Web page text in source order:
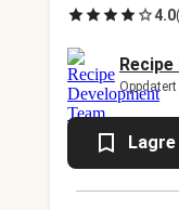
4.0(
Lagre